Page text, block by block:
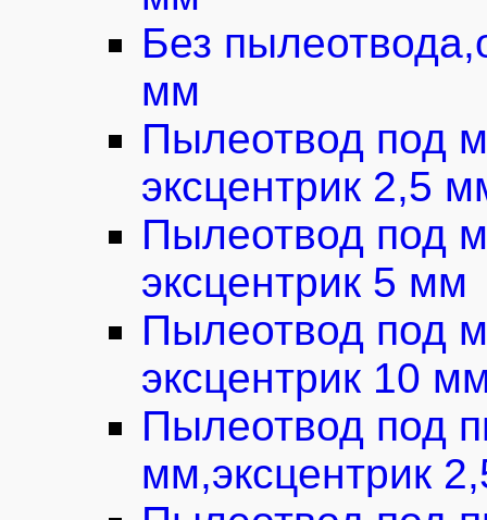
Без
мм
Пылеотвод под
эксцентрик 2,5
Пылеотвод под
эксцентрик 5 мм
Пылеотвод под
эксцентрик 10
Пылеотвод под
мм,эксцентрик